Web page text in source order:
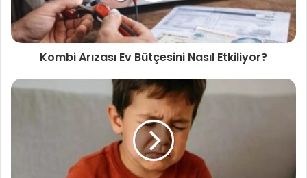
Kombi Arızası Ev Bütçesini Nasıl Etkiliyor?